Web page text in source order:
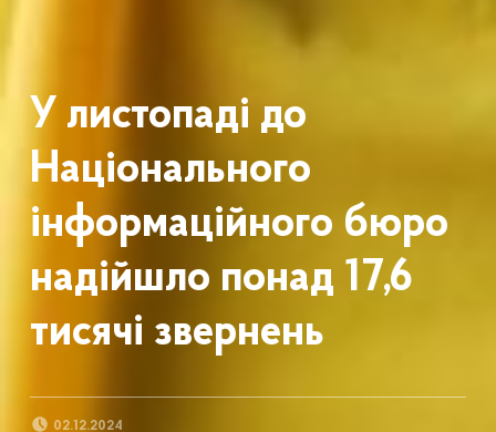
У листопаді до
Національного
інформаційного бюро
надійшло понад 17,6
тисячі звернень
02.12.2024